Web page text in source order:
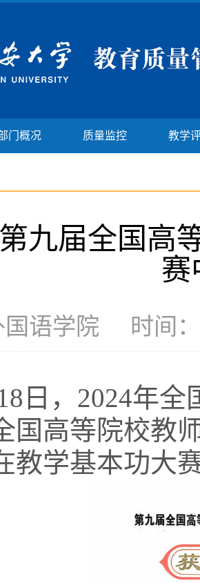
门概况 质量监控 教学
九届全国高
赛
国语学院 时间
日，2024年
国高等院校教
教学基本功大